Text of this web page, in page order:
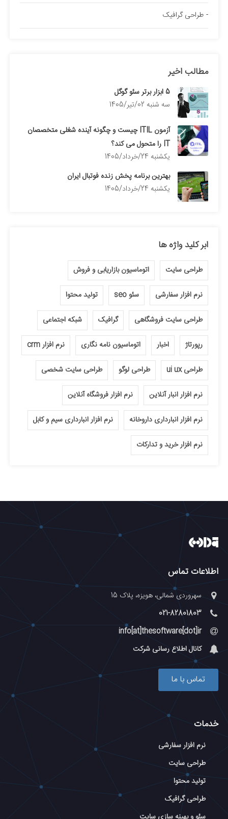
طراحی گرافیک
مطالب اخیر
5 ابزار برتر سئو گوگل
سه شنبه 02/تیر/1405
آزمون ITIL چیست و چگونه آینده شغلی متخصصان
IT را متحول می کند؟
يكشنبه 24/خرداد/1405
بهترین برنامه پخش زنده فوتبال ایران
يكشنبه 24/خرداد/1405
ابر کلید واژه ها
طراحی سایت اتوماسیون بازاریابی و فروش
نرم افزار سفارشی سئو seo تولید محتوا
طراحی سایت فروشگاهی گرافیک شبکه اجتماعی
رپورتاژ اخبار اتوماسیون نامه نگاری نرم افزار crm
طراحی ui ux طراحی لوگو طراحی سایت شخصی
نرم افزار انبار آنلاین نرم افزار فروشگاه آنلاین
نرم افزار انبارداری داروخانه نرم افزار انبارداری سیم و کابل
نرم افزار خرید و تدارکات
اطلاعات تماس
سهروردی شمالی، هویزه، پلاک 15
021-82801803
info[at]thesoftware[dot]ir
کانال اطلاع رسانی شرکت
تماس با ما
خدمات
نرم افزار سفارشی
طراحی سایت
تولید محتوا
طراحی گرافیک